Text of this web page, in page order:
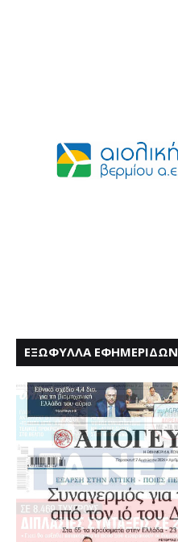
ΕΞΩΦΥΛΛΑ ΕΦΗΜΕΡΙΔΩΝ